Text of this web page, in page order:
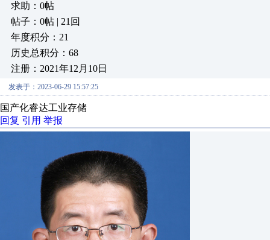
求助：0帖
帖子：0帖 | 21回
年度积分：21
历史总积分：68
注册：2021年12月10日
发表于：2023-06-29 15:57:25
国产化睿达工业存储
回复 引用 举报